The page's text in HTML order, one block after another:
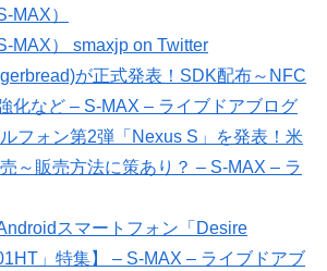
MAX）
MAX） smaxjp on Twitter
が正式発表！SDK配布～NFC
化など – S-MAX – ライブドアブログ
フォン第2弾「Nexus S」を発表！米
～販売方法に策あり？ – S-MAX – ラ
スマートフォン「Desire
」特集】 – S-MAX – ライブドアブ